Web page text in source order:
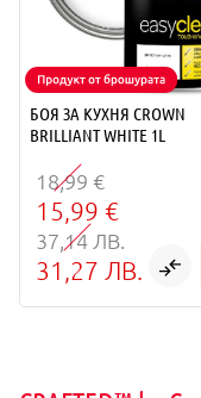
БОЯ ЗА КУХНЯ CROWN
BRILLIANT WHITE 1L
18,99 €
15,99 €
37,14 ЛВ.
31,27 ЛВ.